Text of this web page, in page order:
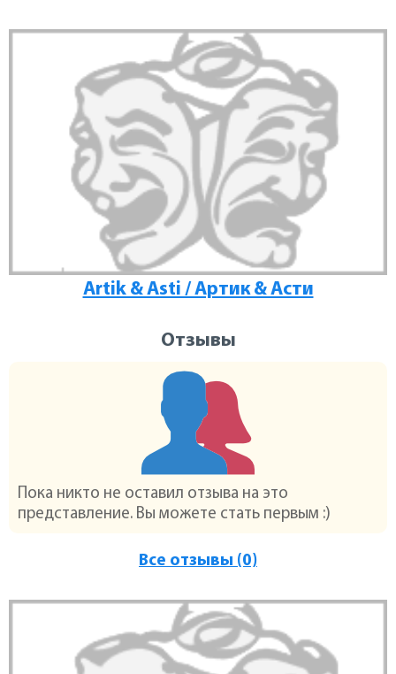
Artik & Asti / Артик & Асти
Отзывы
Пока никто не оставил отзыва на это
представление. Вы можете стать первым :)
Все отзывы (0)